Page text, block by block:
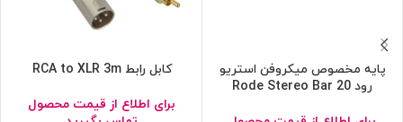
پایه مخصوص میکروفن استریو
رود Rode Stereo Bar 20
کابل رابط RCA to XLR 3m
برای اطلاع از قیمت محصول